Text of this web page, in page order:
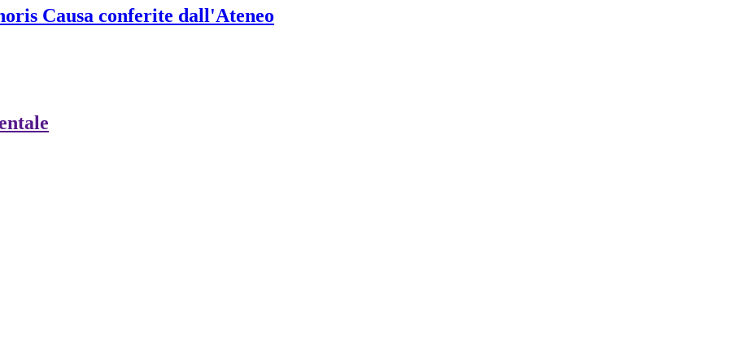
Causa conferite dall'Ateneo